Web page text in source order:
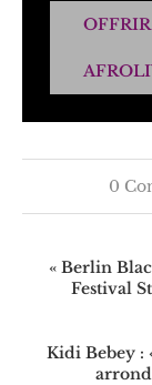
0
« Berlin
Festival
Kidi Bebey :